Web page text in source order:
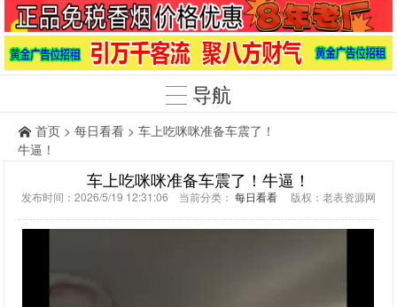
导航
首页 > 每日看看 > 车上吃咪咪准备车震了！
牛逼！
车上吃咪咪准备车震了！牛逼！
发布时间：2026/5/19 12:31:06 当前分类： 每日看看 版权：老表资源网